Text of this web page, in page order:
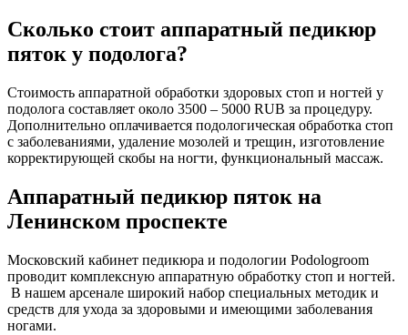
Сколько стоит аппаратный педикюр
пяток у подолога?
Стоимость аппаратной обработки здоровых стоп и ногтей у
подолога составляет около 3500 – 5000 RUB за процедуру.
Дополнительно оплачивается подологическая обработка стоп
с заболеваниями, удаление мозолей и трещин, изготовление
корректирующей скобы на ногти, функциональный массаж.
Аппаратный педикюр пяток на
Ленинском проспекте
Московский кабинет педикюра и подологии Podologroom
проводит комплексную аппаратную обработку стоп и ногтей.
В нашем арсенале широкий набор специальных методик и
средств для ухода за здоровыми и имеющими заболевания
ногами.